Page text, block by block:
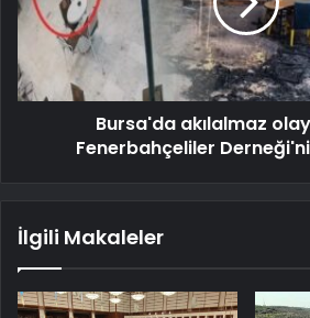
Bursa'da akılalmaz
Fenerbahçeliler
İlgili Makaleler